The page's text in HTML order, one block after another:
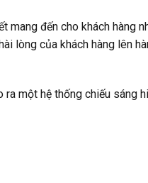
mang đến cho khách hàng
lòng của khách hàng lên
một hệ thống chiếu sáng